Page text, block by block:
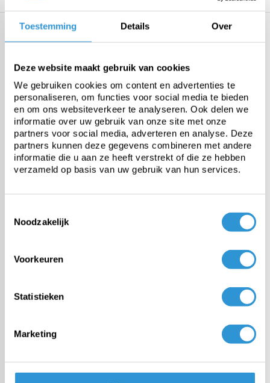
Toestemming Details Over
Deze website maakt gebruik van cookies
We gebruiken cookies om content en advertenties te
personaliseren, om functies voor social media te bieden
en om ons websiteverkeer te analyseren. Ook delen we
informatie over uw gebruik van onze site met onze
partners voor social media, adverteren en analyse. Deze
partners kunnen deze gegevens combineren met andere
informatie die u aan ze heeft verstrekt of die ze hebben
verzameld op basis van uw gebruik van hun services.
Noodzakelijk
Voorkeuren
Statistieken
Marketing
Specificaties
Geen specificaties beschikbaar.
Vragen over dit product:
Start chat
Omschrijving
Professioneel en waterdicht afdekzeil geschikt voor zwaardere
Bijvoorbeeld afdekzeil voor machines, boten, aanhangwagen of
De toplaag is Hoogglans afgewerkt voor betere reiniging en langere
Europees product dus REACH conform.
20mm om de 50cm.
Beschikbaar in 2 kleuren, levertijd circa 1 week:
Gerelateerde producten